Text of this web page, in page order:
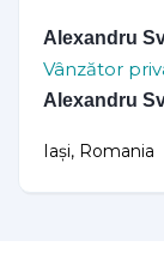
Alexandru
Vânzător
Alexandru
Iași, Romania